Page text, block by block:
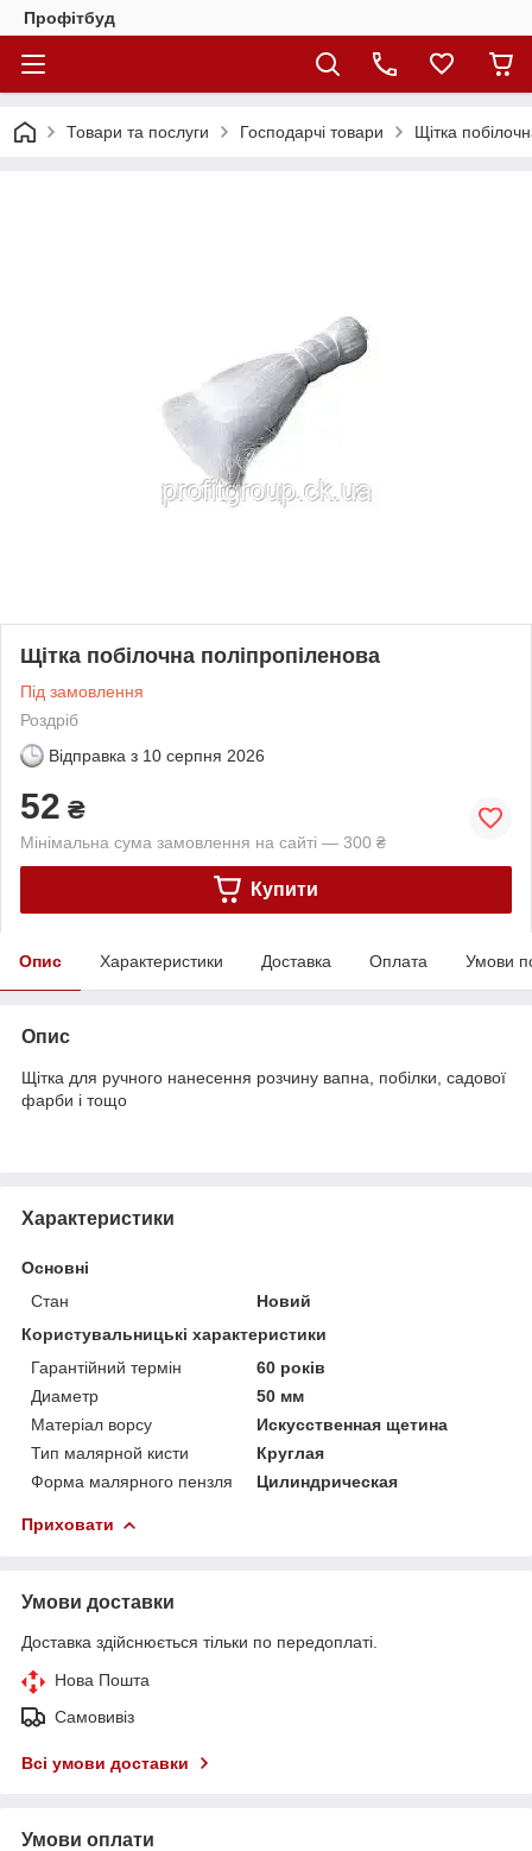
Профітбуд
Товари та послуги Господарчі товари Щітка
Щітка побілочна поліпропіленова
Під замовлення
Роздріб
Відправка з 10 серпня 2026
52 ₴
Мінімальна сума замовлення на сайті — 300 ₴
Купити
Опис Характеристики Доставка Оплата Умови
Опис
Щітка для ручного нанесення розчину вапна, побілки, садової
фарби і тощо
Характеристики
Основні
Стан
Новий
Користувальницькі характеристики
Гарантійний термін
60 років
Диаметр
50 мм
Матеріал ворсу
Искусственная щетина
Тип малярной кисти
Круглая
Форма малярного пензля
Цилиндрическая
Приховати
Умови доставки
Доставка здійснюється тільки по передоплаті.
Нова Пошта
Самовивіз
Всі умови доставки
Умови оплати